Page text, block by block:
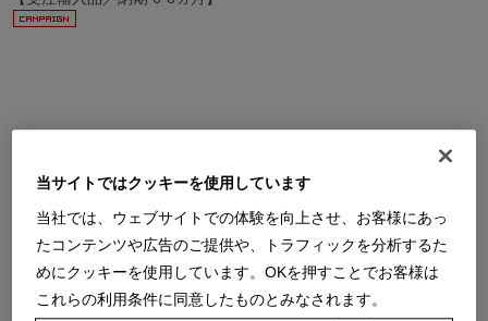
当サイトではクッキーを使用しています
当社では、ウェブサイトでの体験を向上させ、お客様にあっ
たコンテンツや広告のご提供や、トラフィックを分析するた
めにクッキーを使用しています。OKを押すことでお客様は
これらの利用条件に同意したものとみなされます。